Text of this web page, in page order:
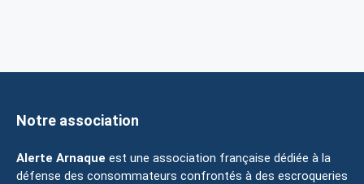
Notre association
Alerte Arnaque est une association française dédiée à la
défense des consommateurs confrontés à des escroqueries